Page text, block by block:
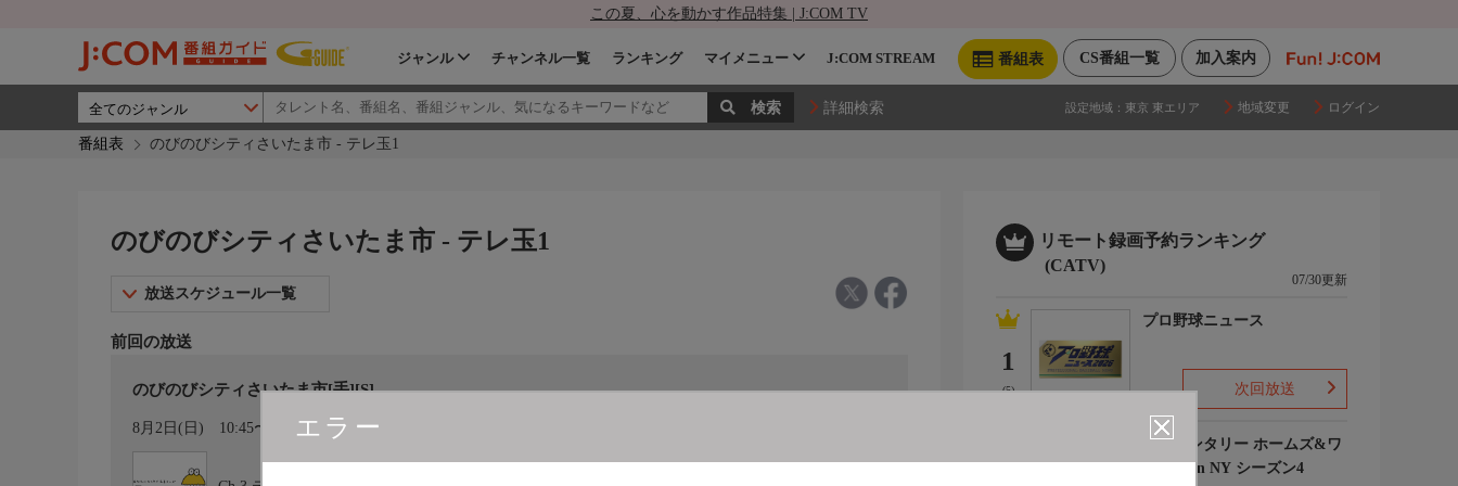
この夏、心を動かす作品特集 | J:COM TV
加入案内
CS番組一覧
番組表
ジャンル チャンネル一覧 ランキング マイメニュー J:COM STREAM
詳細検索 設定地域： 東京 東エリア 地域変更 ログイン
番組表 のびのびシティさいたま市 - テレ玉1
エラー
のびのびシティさいたま市 - テレ玉1
放送スケジュール一覧
前回の放送
のびのびシティさいたま市[手][S]
8月2日(日) 10:45〜11:00 カレンダー登録
リモート録画予約ランキング
(CATV)
07/30更新
1
(5)
プロ野球ニュース
次回放送
エレメンタリー ホームズ&ワ
トソン in NY シーズン4